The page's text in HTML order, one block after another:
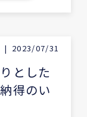
| 2023/07/31
とした
得のい